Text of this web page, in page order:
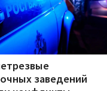
заведений